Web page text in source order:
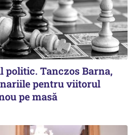
politic. Tanczos Barna,
pentru viitorul
pe masă